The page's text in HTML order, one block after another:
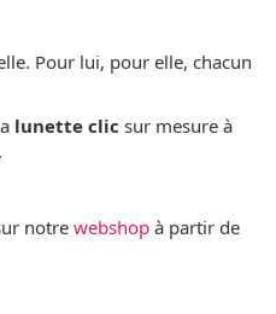
Pour lui, pour elle, chacun
lunette clic sur mesure à
notre webshop à partir de